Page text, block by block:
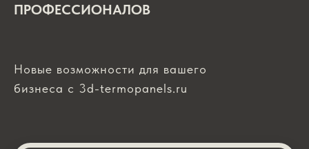
ПРОФЕССИОНАЛОВ
Новые возможности для вашего
бизнеса с 3d-termopanels.ru